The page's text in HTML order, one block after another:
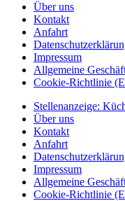
Über uns
Kontakt
Anfahrt
Impressum
Allgemeine
Cookie-Richtlinie
Stellenanzeige:
Über uns
Kontakt
Anfahrt
Impressum
Allgemeine
Cookie-Richtlinie